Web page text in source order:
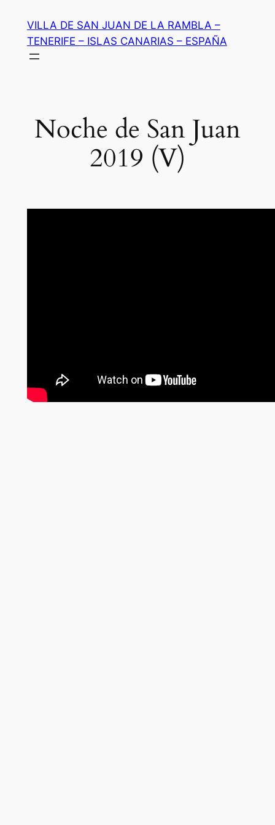
contenido
VILLA DE SAN JUAN DE LA RAMBLA –
TENERIFE – ISLAS CANARIAS – ESPAÑA
Noche de San Juan
2019 (V)